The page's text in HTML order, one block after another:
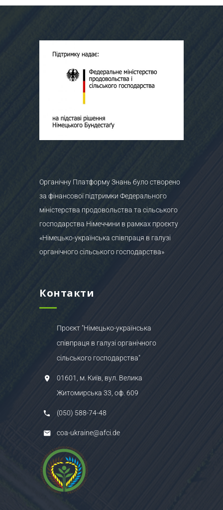
Органічну Платформу Знань було створено
за фінансової підтримки Федерального
міністерства продовольства та сільського
господарства Німеччини в рамках проєкту
«Німецько-українська співпраця в галузі
органічного сільського господарства»
Контакти
Проєкт "Німецько-українська
співпраця в галузі органічного
сільського господарства"
01601, м. Київ, вул. Велика
Житомирська 33, оф. 609
(050) 588-74-48
coa-ukraine@afci.de